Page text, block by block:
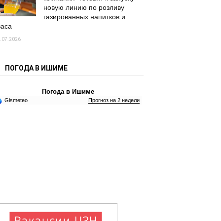
новую линию по розливу
газированных напитков и
ПОГОДА В ИШИМЕ
Погода в Ишиме
Gismeteo Прогноз на 2 недели